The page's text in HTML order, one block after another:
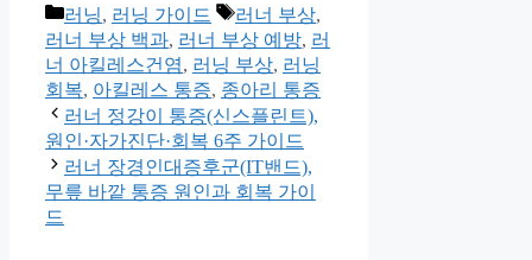
카
테
고
리
러닝, 러닝 가이드
태
그
러너 부상,
러너 부상 백과, 러너 부상 예방, 러
너 아킬레스건염, 러닝 부상, 러닝
회복, 아킬레스 통증, 종아리 통증
러너 정강이 통증(신스플린트),
원인·자가진단·회복 6주 가이드
러너 장경인대증후군(IT밴드),
무릎 바깥 통증 원인과 회복 가이
드